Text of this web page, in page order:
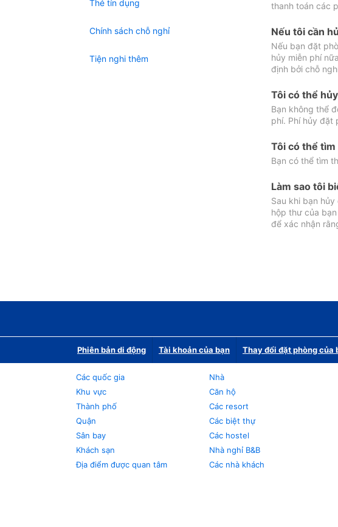
Thẻ tín dụng
Chính sách chỗ nghỉ
Tiện nghi thêm
thanh toán các
Nếu tôi cần
Nếu bạn đặt
hủy miễn phí
định bởi chỗ
Tôi có thể
Bạn không thể
phí. Phí hủy đặt
Tôi có thể tìm
Bạn có thể tìm
Làm sao tôi
Sau khi bạn
hộp thư của
để xác nhận
Phiên bản di động Tài khoản của bạn Thay đổi đặt phòng của
Các quốc gia
Khu vực
Thành phố
Quận
Sân bay
Khách sạn
Địa điểm được quan tâm
Nhà
Căn hộ
Các resort
Các biệt thự
Các hostel
Nhà nghỉ B&B
Các nhà khách